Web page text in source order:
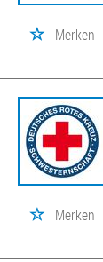
Merken
Merken